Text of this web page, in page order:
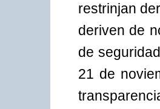
restrinjan
deriven de
de
21 de